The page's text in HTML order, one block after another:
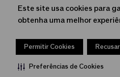
Este site usa cookies para
obtenha uma melhor
Permitir Cookies
Preferências de Cookies
Soluções em Internet LTDA. CNPJ